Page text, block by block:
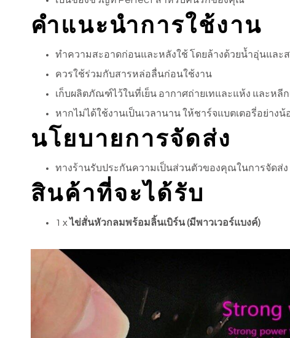
คำแนะนำการใช้งาน
ทำความสะอาดก่อนและหลังใช้ โดยล้างด้วยน้ำอุ่นและ
ควรใช้ร่วมกับสารหล่อลื่นก่อนใช้งาน
เก็บผลิตภัณฑ์ไว้ในที่เย็น อากาศถ่ายเทและแห้ง และหลี
หากไม่ได้ใช้งานเป็นเวลานาน ให้ชาร์จแบตเตอรี่อย่าง
นโยบายการจัดส่ง
ทางร้านรับประกันความเป็นส่วนตัวของคุณในการจัดส่
สินค้าที่จะได้รับ
1 xไข่สั่นหัวกลมพร้อมลิ้นเบิร์น (มีพาวเวอร์แบงค์)